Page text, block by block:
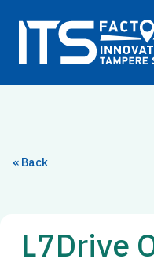
sisältöön
« Back
L7Drive